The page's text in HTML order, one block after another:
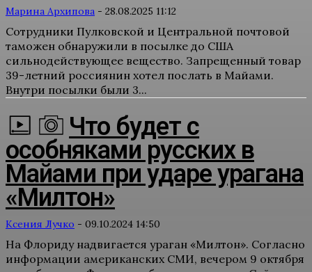
Марина Архипова - 28.08.2025 11:12
Сотрудники Пулковской и Центральной почтовой
таможен обнаружили в посылке до США
сильнодействующее вещество. Запрещенный товар
39-летний россиянин хотел послать в Майами.
Внутри посылки были 3...
Что будет с
особняками русских в
Майами при ударе урагана
«Милтон»
Ксения Лучко - 09.10.2024 14:50
На Флориду надвигается ураган «Милтон». Согласно
информации американских СМИ, вечером 9 октября